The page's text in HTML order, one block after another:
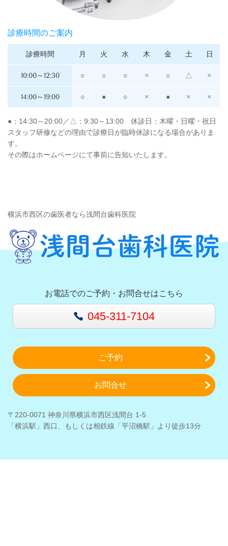
診療時間のご案内
診療時間 月 火 水 木 金 土 日
10:00～12:30 ○ ○ ○ × ○ △ ×
14:00～19:00 ○ ● ○ × ● × ×
●：14:30～20:00／△：9:30～13:00 休診日：木曜・日曜・祝日
スタッフ研修などの理由で診療日が臨時休診になる場合がありま
す。
その際はホームページにて事前に告知いたします。
横浜市西区の歯医者なら浅間台歯科医院
お電話でのご予約・お問合せはこちら
045-311-7104
ご予約
お問合せ
〒220-0071 神奈川県横浜市西区浅間台 1-5
「横浜駅」西口、もしくは相鉄線「平沼橋駅」より徒歩13分